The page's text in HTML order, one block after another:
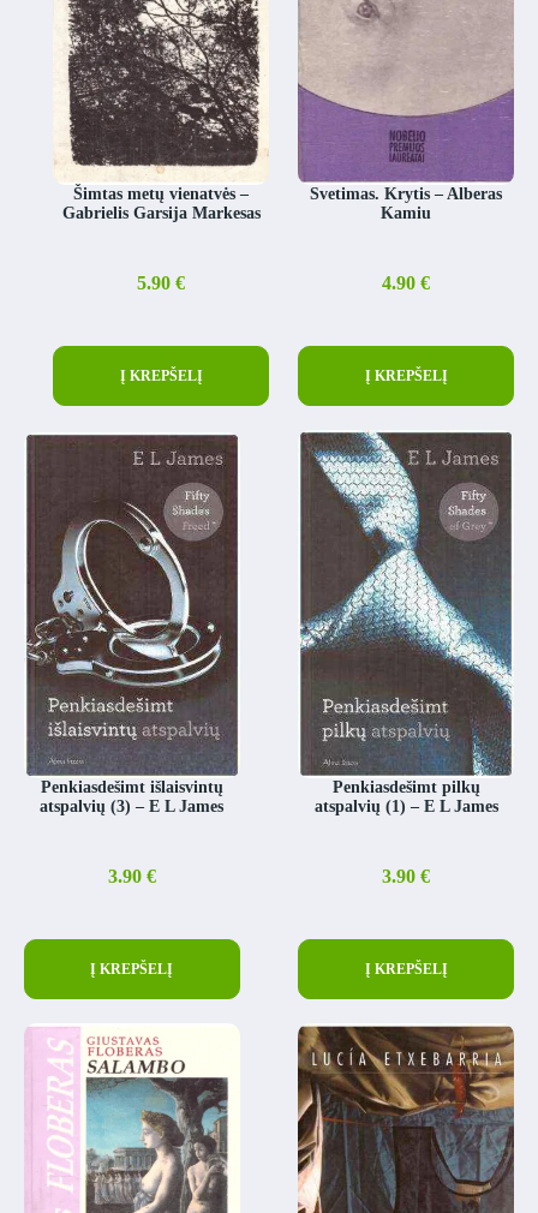
Šimtas metų vienatvės –
Gabrielis Garsija Markesas
5.90€
Į KREPŠELĮ
Svetimas. Krytis – Alberas
Kamiu
4.90€
Į KREPŠELĮ
Penkiasdešimt išlaisvintų
atspalvių (3) – E L James
3.90 €
Į KREPŠELĮ
Penkiasdešimt pilkų
atspalvių (1) – E L James
3.90€
Į KREPŠELĮ